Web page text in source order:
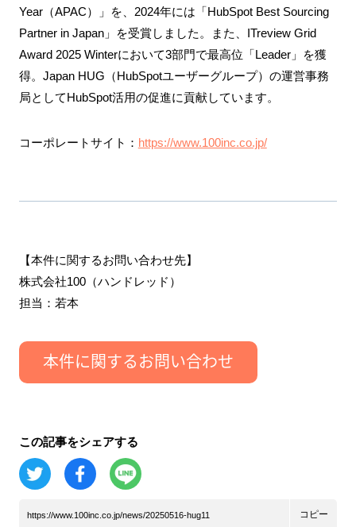
Year（APAC）」を、2024年には「HubSpot Best Sourcing
Partner in Japan」を受賞しました。また、ITreview Grid
Award 2025 Winterにおいて3部門で最高位「Leader」を獲
得。Japan HUG（HubSpotユーザーグループ）の運営事務
局としてHubSpot活用の促進に貢献しています。
コーポレートサイト： https://www.100inc.co.jp/
【本件に関するお問い合わせ先】
株式会社100（ハンドレッド）
担当：若本
この記事をシェアする
https://www.100inc.co.jp/news/20250516-hug11 コピー